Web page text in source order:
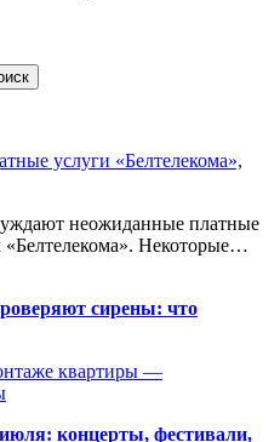
услуги «Белтелекома»,
неожиданные платные
Некоторые…
сирены: что
квартиры —
июля: концерты, фестивали,